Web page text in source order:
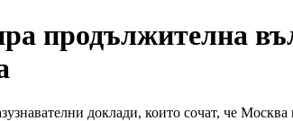
продължителна
доклади, които сочат, че